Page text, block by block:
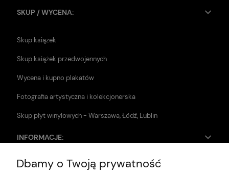
SKUP / WYCENA:
Skup książek
Skup książek przedwojennych
Wycena i kupno plakatów
Fotografia artystyczna i kolekcjonerska
Skup płyt winylowych - Warszawa, Łódź, Lublin
INFORMACJE:
Zwroty i reklamacje
Dbamy o Twoją prywatność